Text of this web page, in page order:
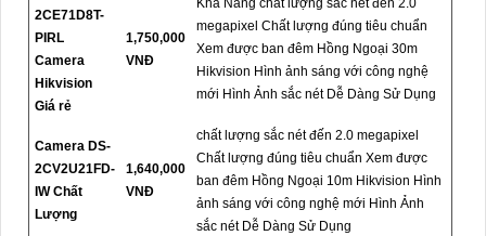
2CE71D8T-
PIRL
Camera
Hikvision
Giá rẻ
1,750,000
VNĐ
Khả Năng chất lượng sắc nét đến 2.0
megapixel Chất lượng đúng tiêu chuẩn
Xem được ban đêm Hồng Ngoại 30m
Hikvision Hình ảnh sáng với công nghệ
mới Hình Ảnh sắc nét Dễ Dàng Sử Dụng
Camera DS-
2CV2U21FD-
IW Chất
Lượng
1,640,000
VNĐ
chất lượng sắc nét đến 2.0 megapixel
Chất lượng đúng tiêu chuẩn Xem được
ban đêm Hồng Ngoại 10m Hikvision Hình
ảnh sáng với công nghệ mới Hình Ảnh
sắc nét Dễ Dàng Sử Dụng